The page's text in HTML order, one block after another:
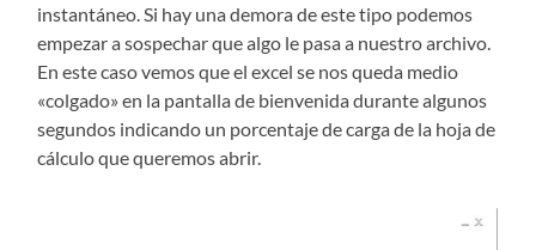
instantáneo. Si hay una demora de este tipo podemos
empezar a sospechar que algo le pasa a nuestro archivo.
En este caso vemos que el excel se nos queda medio
«colgado» en la pantalla de bienvenida durante algunos
segundos indicando un porcentaje de carga de la hoja de
cálculo que queremos abrir.